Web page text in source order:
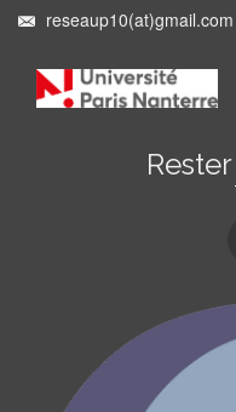
reseaup10(at)gmail.com